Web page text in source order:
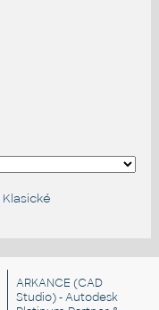
Klasické
ARKANCE (CAD
Studio) - Autodesk